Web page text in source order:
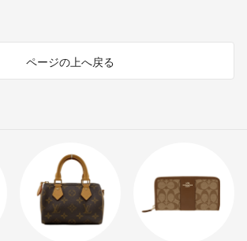
ページの上へ戻る